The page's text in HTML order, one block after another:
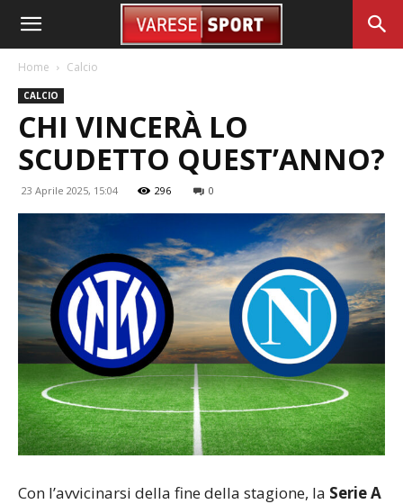
Home Calcio
CALCIO
CHI VINCERÀ LO
SCUDETTO QUEST’ANNO?
23 Aprile 2025, 15:04 296 0
Con l’avvicinarsi della fine della stagione, la Serie A